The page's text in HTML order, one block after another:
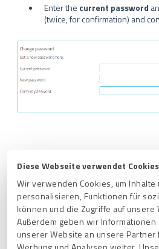
Diese Webseite verwendet Cookies
Wir verwenden Cookies, um Inhalte
personalisieren, Funktionen für
können und die Zugriffe auf unsere
Außerdem geben wir
unserer Website an unsere
Enter the current password
(twice, for confirmation) and